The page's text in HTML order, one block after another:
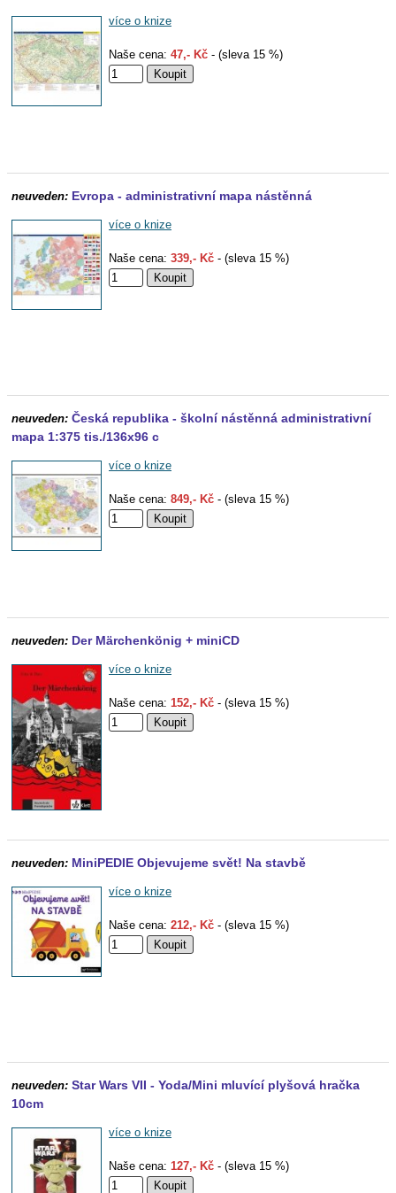
více o knize
Naše cena: 47,- Kč - (sleva 15 %)
neuveden: Evropa - administrativní mapa nástěnná
více o knize
Naše cena: 339,- Kč - (sleva 15 %)
neuveden: Česká republika - školní nástěnná administrativní
mapa 1:375 tis./136x96 c
více o knize
Naše cena: 849,- Kč - (sleva 15 %)
neuveden: Der Märchenkönig + miniCD
více o knize
Naše cena: 152,- Kč - (sleva 15 %)
neuveden: MiniPEDIE Objevujeme svět! Na stavbě
více o knize
Naše cena: 212,- Kč - (sleva 15 %)
neuveden: Star Wars VII - Yoda/Mini mluvící plyšová hračka
10cm
více o knize
Naše cena: 127,- Kč - (sleva 15 %)